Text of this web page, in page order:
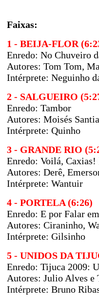
Faixas:
1 - BEIJA-FLOR
Enredo: No Chuveiro
Autores: Tom Tom,
Intérprete: Neguinho
2 - SALGUEIRO
Enredo: Tambor
Autores: Moisés
Intérprete: Quinho
3 - GRANDE RIO
Enredo: Voilá,
Autores: Derê,
Intérprete: Wantuir
4 - PORTELA (6:26)
Enredo: E por Falar
Autores: Ciraninho,
Intérprete: Gilsinho
5 - UNIDOS DA
Enredo: Tijuca 2009:
Autores: Julio Alves e
Intérprete: Bruno